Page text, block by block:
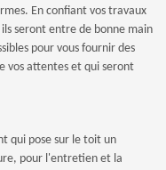
En confiant vos travaux
seront entre de bonne main
pour vous fournir des
vos attentes et qui seront
qui pose sur le toit un
pour l'entretien et la